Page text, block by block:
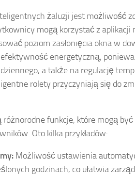
żaluzji jest możliwość
mogą korzystać z aplikacji
poziom zasłonięcia okna w
energetyczną,
a także na regulację
rolety przyczyniają się do
funkcje, które mogą
Oto kilka przykładów:
Możliwość ustawienia
godzinach, co ułatwia